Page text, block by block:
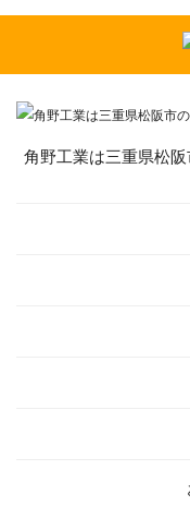
角野工業は三重県松